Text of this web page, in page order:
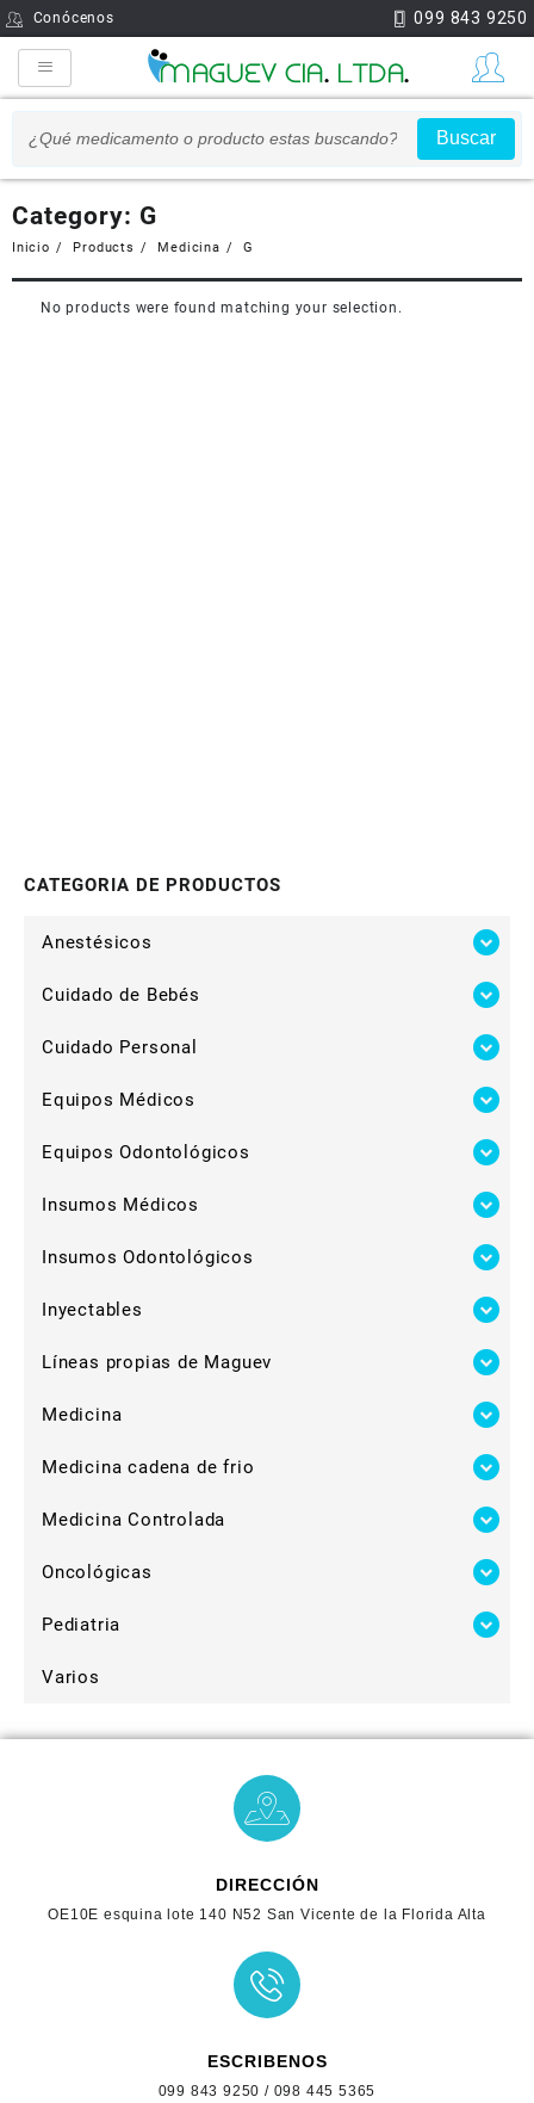
Conócenos 099 843 9250
Buscar
Category: G
Inicio Products Medicina G
No products were found matching your selection.
CATEGORIA DE PRODUCTOS
Anestésicos
Cuidado de Bebés
Cuidado Personal
Equipos Médicos
Equipos Odontológicos
Insumos Médicos
Insumos Odontológicos
Inyectables
Líneas propias de Maguev
Medicina
Medicina cadena de frio
Medicina Controlada
Oncológicas
Pediatria
Varios
DIRECCIÓN
OE10E esquina lote 140 N52 San Vicente de la Florida Alta
ESCRIBENOS
099 843 9250 / 098 445 5365